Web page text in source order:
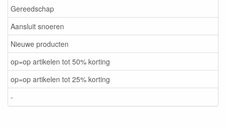
Gereedschap
Aansluit snoeren
Nieuwe producten
op=op artikelen tot 50% korting
op=op artikelen tot 25% korting
-